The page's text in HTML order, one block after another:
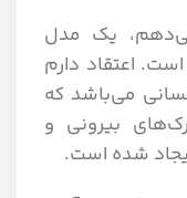
یک مدل
اعتقاد دارم
می‌باشد که
بیرونی و
شده است.